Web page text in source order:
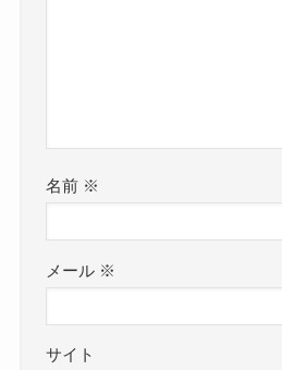
名前 ※
メール ※
サイト